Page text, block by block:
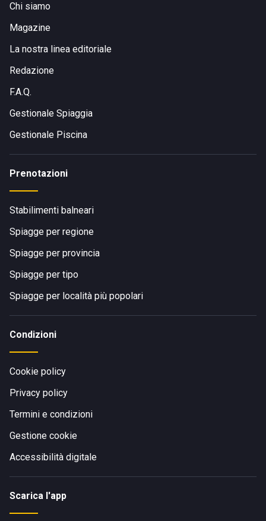
Chi siamo
Magazine
La nostra linea editoriale
Redazione
F.A.Q.
Gestionale Spiaggia
Gestionale Piscina
Prenotazioni
Stabilimenti balneari
Spiagge per regione
Spiagge per provincia
Spiagge per tipo
Spiagge per località più popolari
Condizioni
Cookie policy
Privacy policy
Termini e condizioni
Gestione cookie
Accessibilità digitale
Scarica l'app